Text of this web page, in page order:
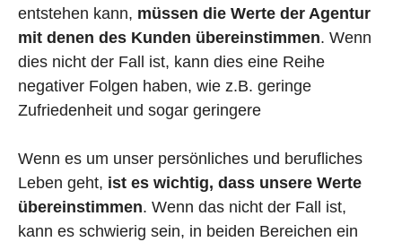
entstehen kann, müssen die Werte der Agentur
mit denen des Kunden übereinstimmen. Wenn
dies nicht der Fall ist, kann dies eine Reihe
negativer Folgen haben, wie z.B. geringe
Zufriedenheit und sogar geringere
Wenn es um unser persönliches und berufliches
Leben geht, ist es wichtig, dass unsere Werte
übereinstimmen. Wenn das nicht der Fall ist,
kann es schwierig sein, in beiden Bereichen ein